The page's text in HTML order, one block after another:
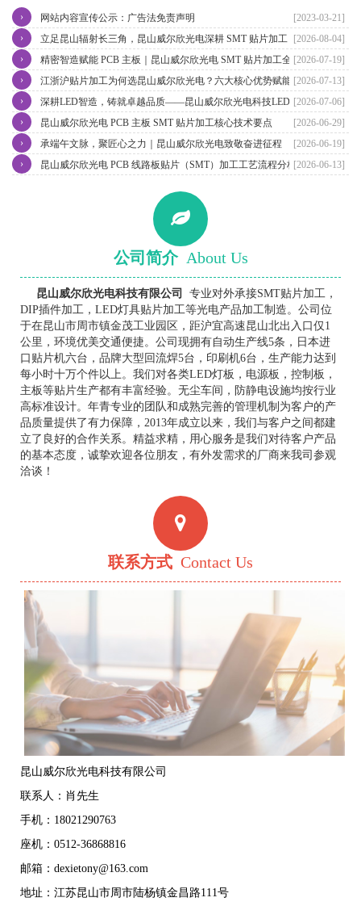
[2023-03-21]
网站内容宣传公示：广告法免责声明
›
[2026-08-04]
立足昆山辐射长三角，昆山威尔欣光电深耕 SMT 贴片加工，赋能江
浙沪电子智造升级
›
[2026-07-19]
精密智造赋能 PCB 主板｜昆山威尔欣光电 SMT 贴片加工全流程实力
解析
›
[2026-07-13]
江浙沪贴片加工为何选昆山威尔欣光电？六大核心优势赋能长三角电
子智造
›
[2026-07-06]
深耕LED智造，铸就卓越品质——昆山威尔欣光电科技LED灯具贴片
加工实力再升级
›
[2026-06-29]
昆山威尔欣光电 PCB 主板 SMT 贴片加工核心技术要点
›
[2026-06-19]
承端午文脉，聚匠心之力｜昆山威尔欣光电致敬奋进征程
›
[2026-06-13]
昆山威尔欣光电 PCB 线路板贴片（SMT）加工工艺流程分析
›
公司简介 About Us
昆山威尔欣光电科技有限公司 专业对外承接SMT贴片加工，
DIP插件加工，LED灯具贴片加工等光电产品加工制造。公司位
于在昆山市周市镇金茂工业园区，距沪宜高速昆山北出入口仅1
公里，环境优美交通便捷。公司现拥有自动生产线5条，日本进
口贴片机六台，品牌大型回流焊5台，印刷机6台，生产能力达到
每小时十万个件以上。我们对各类LED灯板，电源板，控制板，
主板等贴片生产都有丰富经验。无尘车间，防静电设施均按行业
高标准设计。年青专业的团队和成熟完善的管理机制为客户的产
品质量提供了有力保障，2013年成立以来，我们与客户之间都建
立了良好的合作关系。精益求精，用心服务是我们对待客户产品
的基本态度，诚挚欢迎各位朋友，有外发需求的厂商来我司参观
洽谈！
联系方式 Contact Us
昆山威尔欣光电科技有限公司
联系人：肖先生
手机：18021290763
座机：0512-36868816
邮箱：dexietony@163.com
地址：江苏昆山市周市陆杨镇金昌路111号